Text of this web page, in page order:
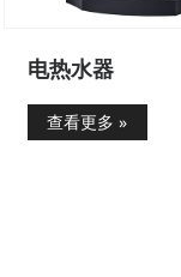
电热水器
查看更多 »